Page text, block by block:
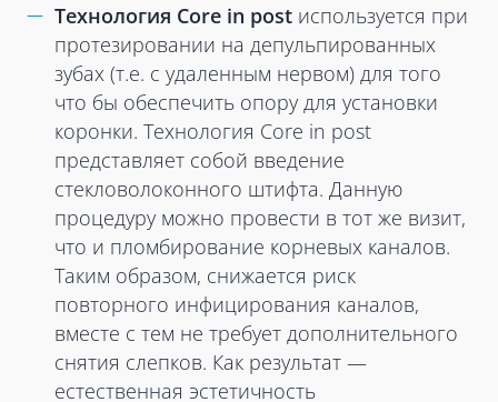
Технология Core in postиспользуется при
протезировании на депульпированных
зубах (т.е. с удаленным нервом) для того
что бы обеспечить опору для установки
коронки. Технология Core in post
представляет собой введение
стекловолоконного штифта. Данную
процедуру можно провести в тот же визит,
что и пломбирование корневых каналов.
Таким образом, снижается риск
повторного инфицирования каналов,
вместе с тем не требует дополнительного
снятия слепков. Как результат —
естественная эстетичность